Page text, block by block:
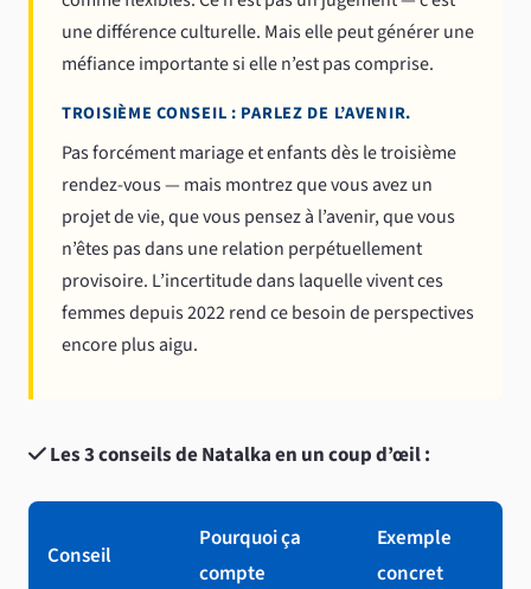
une différence culturelle. Mais elle peut générer une
méfiance importante si elle n’est pas comprise.
TROISIÈME CONSEIL : PARLEZ DE L’AVENIR.
Pas forcément mariage et enfants dès le troisième
rendez-vous — mais montrez que vous avez un
projet de vie, que vous pensez à l’avenir, que vous
n’êtes pas dans une relation perpétuellement
provisoire. L’incertitude dans laquelle vivent ces
femmes depuis 2022 rend ce besoin de perspectives
encore plus aigu.
Les 3 conseils de Natalka en un coup d’œil :
Conseil
Pourquoi ça
compte
Exemple
concret